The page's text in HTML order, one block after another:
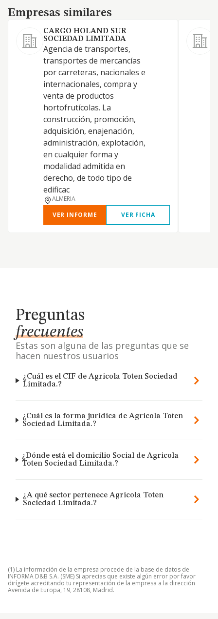
Empresas similares
Empresas similares
CARGO HOLAND SUR
SOCIEDAD LIMITADA
Agencia de transportes,
transportes de mercancías
por carreteras, nacionales e
internacionales, compra y
venta de productos
hortofrutícolas. La
construcción, promoción,
adquisición, enajenación,
administración, explotación,
en cualquier forma y
modalidad admitida en
derecho, de todo tipo de
edificac
ALMERIA
VER INFORME
VER FICHA
Preguntas
frecuentes
Estas son alguna de las preguntas que se
hacen nuestros usuarios
¿Cuál es el CIF de Agricola Toten Sociedad
Limitada.?
¿Cuál es la forma jurídica de Agricola Toten
Sociedad Limitada.?
¿Dónde está el domicilio Social de Agricola
Toten Sociedad Limitada.?
¿A qué sector pertenece Agricola Toten
Sociedad Limitada.?
(1) La información de la empresa procede de la base de datos de
INFORMA D&B S.A. (SME) Si aprecias que existe algún error por favor
dirígete acreditando tu representación de la empresa a la dirección
Avenida de Europa, 19, 28108, Madrid.